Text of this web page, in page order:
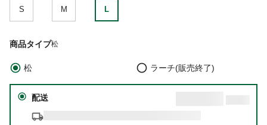
S M L
商品タイプ松
松 ラーチ(販売終了)
配送